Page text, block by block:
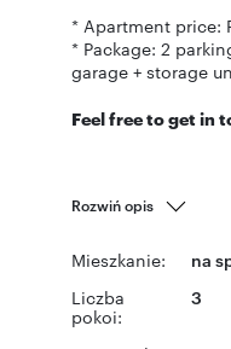
* Apartment price:
* Package: 2
garage + storage
Feel free to get in
Rozwiń opis
Mieszkanie: na
Liczba
pokoi:
3